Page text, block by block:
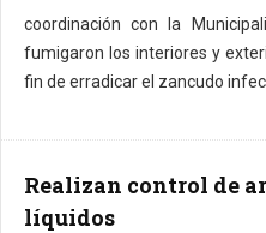
coordinación con la
fumigaron los interiores y
fin de erradicar el zancudo
Realizan control de
líquidos